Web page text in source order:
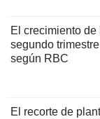
El crecimiento de
segundo
según RBC
El recorte de